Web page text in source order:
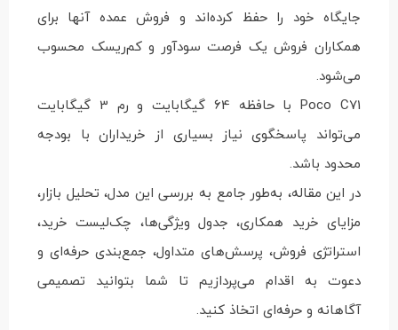
جایگاه خود را حفظ کرده‌اند و فروش عمده آنها برای
همکاران فروش یک فرصت سودآور و کم‌ریسک محسوب
می‌شود.
Poco C71 با حافظه 64 گیگابایت و رم 3 گیگابایت
می‌تواند پاسخگوی نیاز بسیاری از خریداران با بودجه
محدود باشد.
در این مقاله، به‌طور جامع به بررسی این مدل، تحلیل بازار،
مزایای خرید همکاری، جدول ویژگی‌ها، چک‌لیست خرید،
استراتژی فروش، پرسش‌های متداول، جمع‌بندی حرفه‌ای و
دعوت به اقدام می‌پردازیم تا شما بتوانید تصمیمی
آگاهانه و حرفه‌ای اتخاذ کنید.